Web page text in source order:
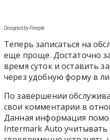
Designed by Freepik
Теперь записаться на
еще проще. Достаточно
время суток и оставить
через удобную форму в
По завершении
свои комментарии в
Данная информация
Intermark Auto